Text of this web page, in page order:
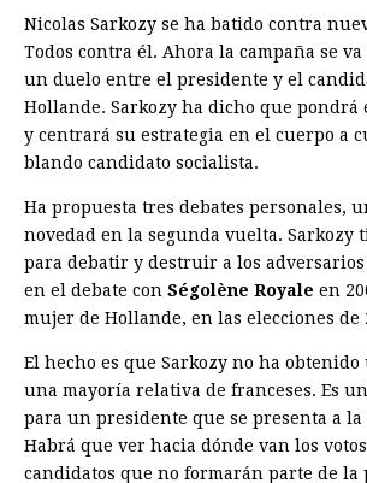
Nicolas Sarkozy se ha batido contra
Todos contra él. Ahora la campaña se
un duelo entre el presidente y el
Hollande. Sarkozy ha dicho que pondrá
y centrará su estrategia en el cuerpo a
blando candidato socialista.
Ha propuesta tres debates personales,
novedad en la segunda vuelta. Sarkozy
para debatir y destruir a los adversarios
en el debate con Ségolène Royale en
mujer de Hollande, en las elecciones de
El hecho es que Sarkozy no ha
una mayoría relativa de franceses. Es
para un presidente que se presenta a la
Habrá que ver hacia dónde van los
candidatos que no formarán parte de la